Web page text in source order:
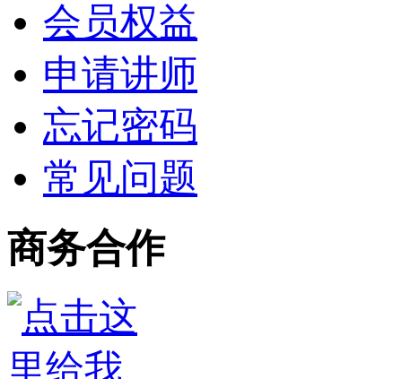
会员权益
申请讲师
忘记密码
常见问题
商务合作